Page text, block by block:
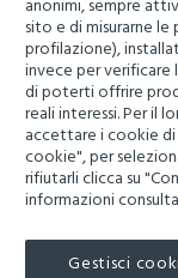
sito e di misurarne
profilazione),
invece per verificare
di poterti offrire
reali interessi. Per il
accettare i cookie
cookie", per
rifiutarli clicca su
informazioni
Gestisci